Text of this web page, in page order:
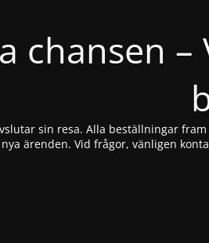
chansen
sin resa. Alla beställningar
nya ärenden. Vid frågor, vänligen